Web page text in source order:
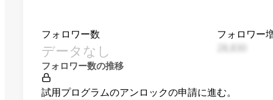
フォロワー数
データなし
フォロワー
フォロワー数の推移
試用プログラムのアンロックの申請に進む。